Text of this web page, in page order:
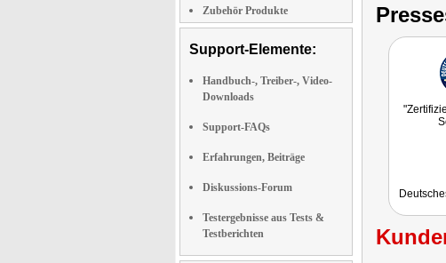
Zubehör Produkte
Support-Elemente:
Handbuch-, Treiber-, Video-
Downloads
Support-FAQs
Erfahrungen, Beiträge
Diskussions-Forum
Testergebnisse aus Tests &
Testberichten